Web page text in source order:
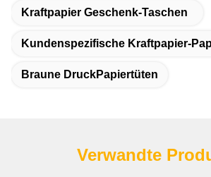
Kraftpapier Geschenk-Taschen
Kundenspezifische Kraftpapier-
Braune DruckPapiertüten
Verwandte